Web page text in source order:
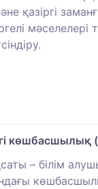
қазіргі
мәселелері
көшбасшылық
– білім